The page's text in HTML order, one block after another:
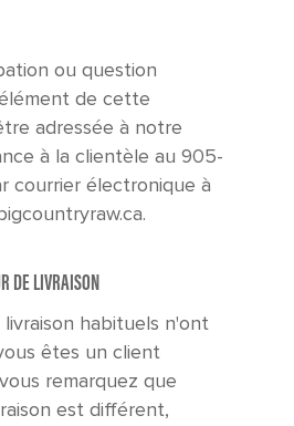
ou question
de cette
adressée à notre
à la clientèle au 905-
courrier électronique à
DE LIVRAISON
livraison habituels n'ont
êtes un client
remarquez que
est différent,